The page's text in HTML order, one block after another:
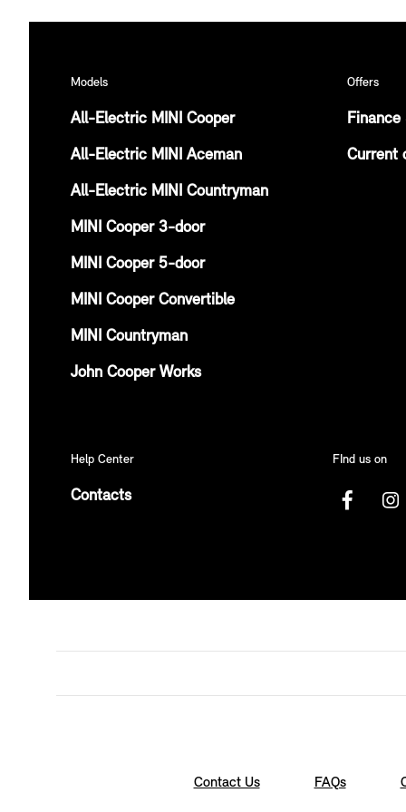
Models
All-Electric MINI Cooper
All-Electric MINI Aceman
All-Electric MINI Countryman
MINI Cooper 3-door
MINI Cooper 5-door
MINI Cooper Convertible
MINI Countryman
John Cooper Works
Offers
Finance
Current
Help Center
Contacts
FInd us on
Contact Us FAQs